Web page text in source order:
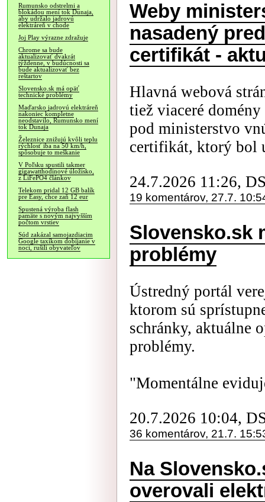
Rumunsko odstrelmi a
blokádou mení tok Dunaja,
aby udržalo jadrovú
elektráreň v chode
Joj Play výrazne zdražuje
Chrome sa bude
aktualizovať dvakrát
týždenne, v budúcnosti sa
bude aktualizovať bez
reštartov
Slovensko.sk má opäť
technické problémy
Maďarsko jadrovú elektráreň
nakoniec kompletne
neodstavilo, Rumunsko mení
tok Dunaja
Železnice znižujú kvôli teplu
rýchlosť iba na 50 km/h,
spôsobuje to meškanie
V Poľsku spustili takmer
gigawatthodinové úložisko,
z LiFePO4 článkov
Telekom pridal 12 GB balík
pre Easy, chce zaň 12 eur
Spustená výroba flash
pamäte s novým najvyšším
počtom vrstiev
Súd zakázal samojazdiacim
Google taxíkom dobíjanie v
noci, rušili obyvateľov
Weby
nasadený
certifikát -
Hlavná webová
tiež viaceré
pod ministerstvo
certifikát, ktorý bol
24.7.2026 11:26,
19 komentárov, 27.7.
Slovensko.sk
problémy
Ústredný portál
ktorom sú
schránky, aktuálne
problémy.
"Momentálne
20.7.2026 10:04,
36 komentárov, 21.7.
Na
overovali